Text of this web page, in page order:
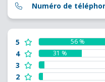
Numéro de
5 56 %
4 31 %
3
2